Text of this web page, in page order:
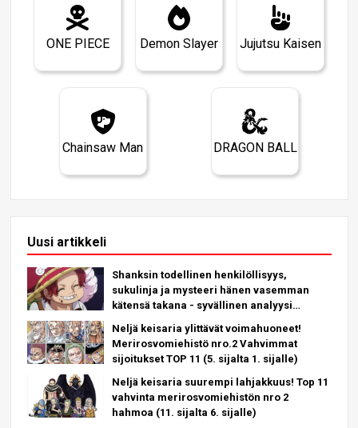
ONE PIECE Demon Slayer Jujutsu Kaisen
Chainsaw Man DRAGON BALL
Uusi artikkeli
Shanksin todellinen henkilöllisyys,
sukulinja ja mysteeri hänen vasemman
kätensä takana - syvällinen analyysi
Neljä keisaria ylittävät voimahuoneet!
Merirosvomiehistö nro.2 Vahvimmat
sijoitukset TOP 11 (5. sijalta 1. sijalle)
Neljä keisaria suurempi lahjakkuus! Top 11
vahvinta merirosvomiehistön nro 2
hahmoa (11. sijalta 6. sijalle)